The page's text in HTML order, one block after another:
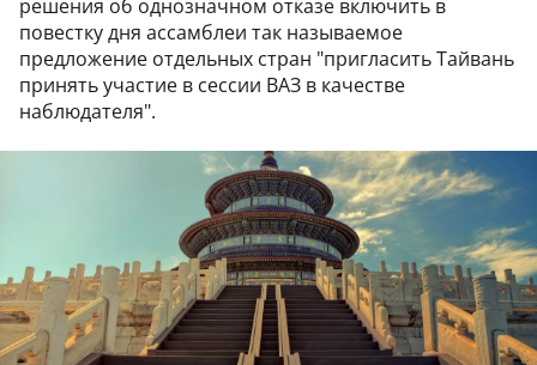
решения об однозначном отказе включить в
повестку дня ассамблеи так называемое
предложение отдельных стран "пригласить Тайвань
принять участие в сессии ВАЗ в качестве
наблюдателя".